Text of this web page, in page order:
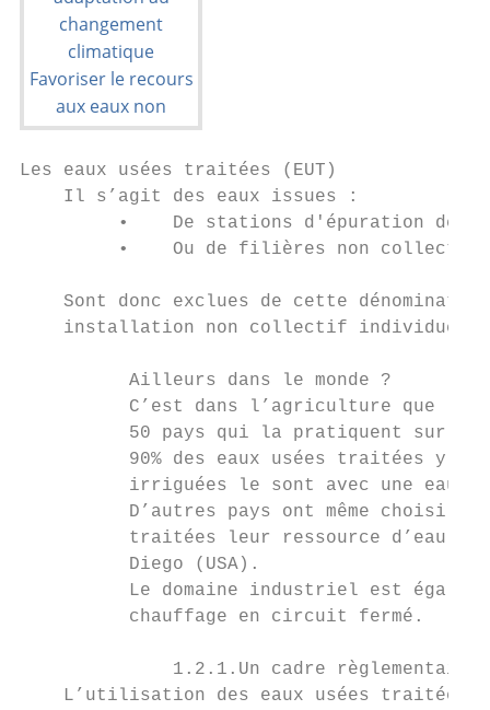
Les eaux usées traitées (EUT)
    Il s’agit des eaux issues :
•    De stations d'épuration des
•    Ou de filières non
Sont donc exclues de cette
installation non collectif
          Ailleurs dans le monde ?
C’est dans l’agriculture que
50 pays qui la pratiquent sur
90% des eaux usées traitées y
irriguées le sont avec une eau
D’autres pays ont même choisi
traitées leur ressource d’eau
          Diego (USA).
Le domaine industriel est
          chauffage en circuit fermé.
1.2.1.Un cadre
L’utilisation des eaux usées traitées